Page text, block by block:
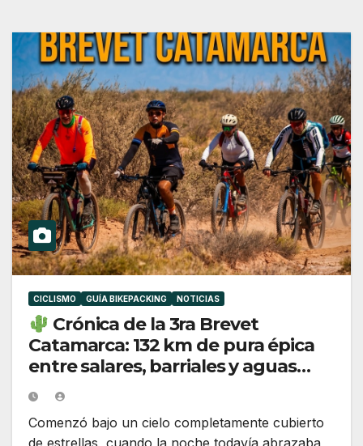
CICLISMO GUÍA BIKEPACKING NOTICIAS
Crónica de la 3ra Brevet
Catamarca: 132 km de pura épica
entre salares, barriales y aguas
termales
Comenzó bajo un cielo completamente cubierto